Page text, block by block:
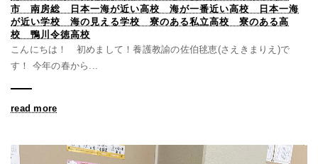
市 南房総 日本一海が近い高校 海が一番近い高校 日本一海
が近い学校 海の見える学校 寮のある私立高校 寮のある高
校 鴨川令徳高校
こんにちは！ 初めまして！養護教諭の佐伯毬恵(さえきまりえ)で
す！ 今年の春から...
read more